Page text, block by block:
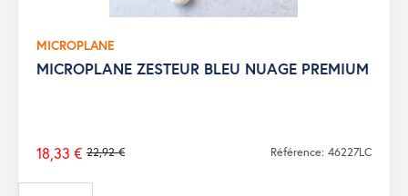
MICROPLANE
MICROPLANE ZESTEUR BLEU NUAGE PREMIUM
Prix
de
22,92 €
18,33 € Référence: 46227LC